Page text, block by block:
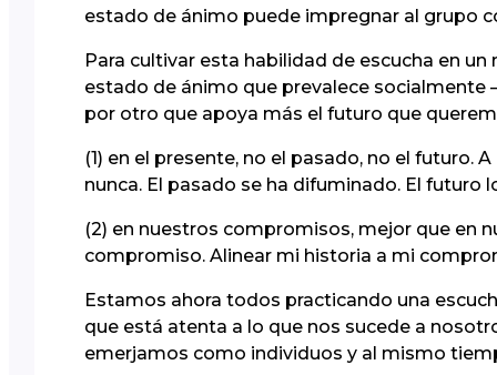
estado de ánimo puede impregnar al grupo
Para cultivar esta habilidad de escucha en
estado de ánimo que prevalece socialmente
por otro que apoya más el futuro que
(1) en el presente, no el pasado, no el futuro.
nunca. El pasado se ha difuminado. El futuro
(2) en nuestros compromisos, mejor que en
compromiso. Alinear mi historia a mi
Estamos ahora todos practicando una
que está atenta a lo que nos sucede a
emerjamos como individuos y al mismo